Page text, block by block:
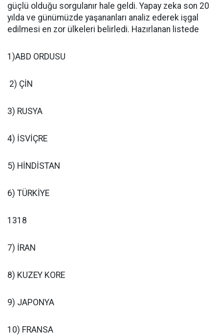
güçlü olduğu sorgulanır hale geldi. Yapay zeka son 20
yılda ve günümüzde yaşananları analiz ederek işgal
edilmesi en zor ülkeleri belirledi. Hazırlanan listede
1)ABD ORDUSU
2) ÇİN
3) RUSYA
4) İSVİÇRE
5) HİNDİSTAN
6) TÜRKİYE
1318
7) İRAN
8) KUZEY KORE
9) JAPONYA
10) FRANSA